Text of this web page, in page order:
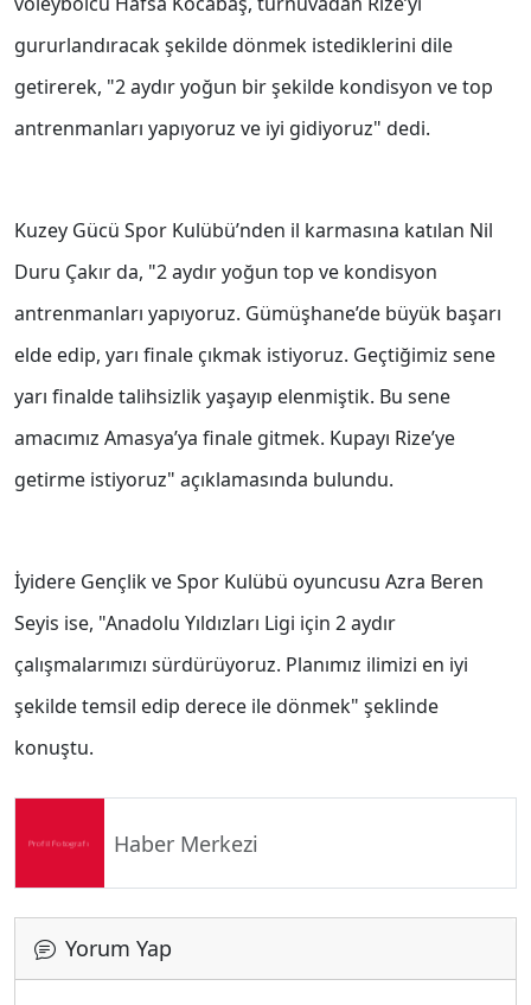
gururlandıracak şekilde dönmek istediklerini dile
getirerek, "2 aydır yoğun bir şekilde kondisyon ve top
antrenmanları yapıyoruz ve iyi gidiyoruz" dedi.
Kuzey Gücü Spor Kulübü’nden il karmasına katılan Nil
Duru Çakır da, "2 aydır yoğun top ve kondisyon
antrenmanları yapıyoruz. Gümüşhane’de büyük başarı
elde edip, yarı finale çıkmak istiyoruz. Geçtiğimiz sene
yarı finalde talihsizlik yaşayıp elenmiştik. Bu sene
amacımız Amasya’ya finale gitmek. Kupayı Rize’ye
getirme istiyoruz" açıklamasında bulundu.
İyidere Gençlik ve Spor Kulübü oyuncusu Azra Beren
Seyis ise, "Anadolu Yıldızları Ligi için 2 aydır
çalışmalarımızı sürdürüyoruz. Planımız ilimizi en iyi
şekilde temsil edip derece ile dönmek" şeklinde
konuştu.
Haber Merkezi
Yorum Yap